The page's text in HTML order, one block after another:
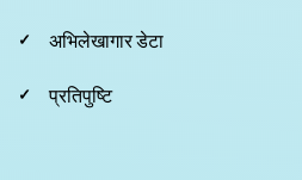
अभिलेखागार डेटा
प्रतिपुष्टि